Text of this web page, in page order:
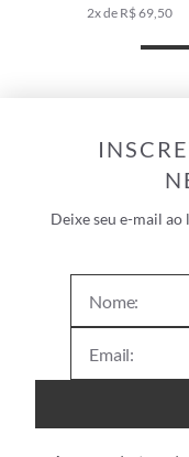
2x de R$ 69,50
Deixe seu e-mail ao